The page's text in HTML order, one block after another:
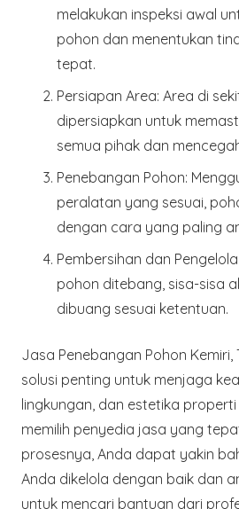
melakukan inspeksi awal
pohon dan menentukan
tepat.
Persiapan Area: Area di
dipersiapkan untuk
semua pihak dan
Penebangan Pohon:
peralatan yang sesuai,
dengan cara yang paling
Pembersihan dan
pohon ditebang, sisa-sisa
dibuang sesuai ketentuan.
Jasa Penebangan Pohon
solusi penting untuk menjaga
lingkungan, dan estetika properti
memilih penyedia jasa yang
prosesnya, Anda dapat yakin
Anda dikelola dengan baik dan
untuk mencari bantuan dari